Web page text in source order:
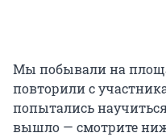
Мы побывали на
повторили с
попытались
вышло — смотрите